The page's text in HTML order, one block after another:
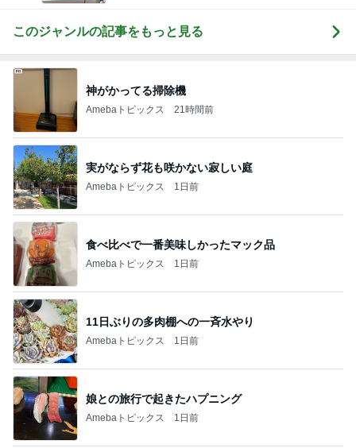
このジャンルの記事をもっと見る
神がかってる掃除機
Amebaトピックス 21時間前
実がならず花も咲かない寂しい庭
Amebaトピックス 1日前
食べ比べで一番美味しかったマック品
Amebaトピックス 1日前
11日ぶりの多肉棚への一斉水やり
Amebaトピックス 1日前
娘との旅行で起きたハプニング
Amebaトピックス 1日前